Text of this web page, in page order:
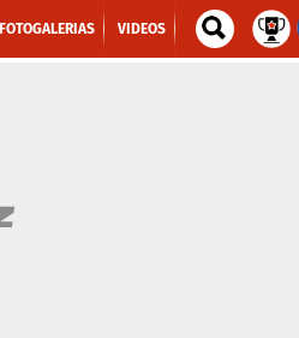
FOTOGALERIAS VIDEOS